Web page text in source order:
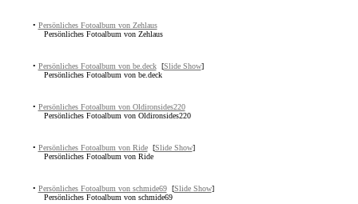
• Persönliches Fotoalbum von Zehlaus
Persönliches Fotoalbum von Zehlaus
• Persönliches Fotoalbum von be.deck [Slide Show]
Persönliches Fotoalbum von be.deck
• Persönliches Fotoalbum von Oldironsides220
Persönliches Fotoalbum von Oldironsides220
• Persönliches Fotoalbum von Ride [Slide Show]
Persönliches Fotoalbum von Ride
• Persönliches Fotoalbum von schmide69 [Slide Show]
Persönliches Fotoalbum von schmide69